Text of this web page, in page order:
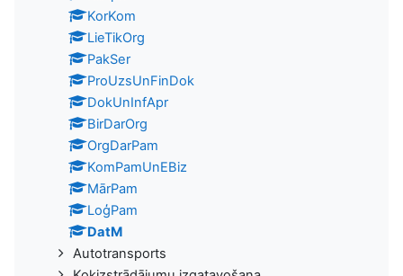
KorKom
LieTikOrg
PakSer
ProUzsUnFinDok
DokUnInfApr
BirDarOrg
OrgDarPam
KomPamUnEBiz
MārPam
LoģPam
DatM
Autotransports